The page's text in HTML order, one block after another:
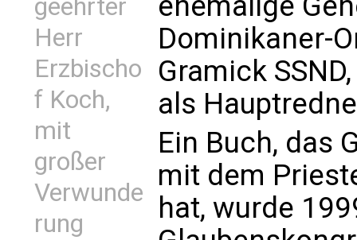
geehrter
Herr
Erzbischo
f Koch,
mit
großer
Verwunde
rung
Dominikaner-
Gramick
als
Ein Buch, das
mit dem
hat, wurde